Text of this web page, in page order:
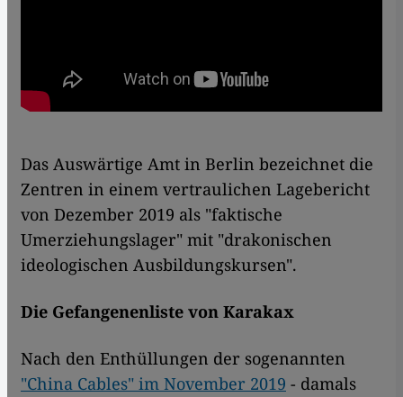
Das Auswärtige Amt in Berlin bezeichnet die
Zentren in einem vertraulichen Lagebericht
von Dezember 2019 als "faktische
Umerziehungslager" mit "drakonischen
ideologischen Ausbildungskursen".
Die Gefangenenliste von Karakax
Nach den Enthüllungen der sogenannten
"China Cables" im November 2019 - damals